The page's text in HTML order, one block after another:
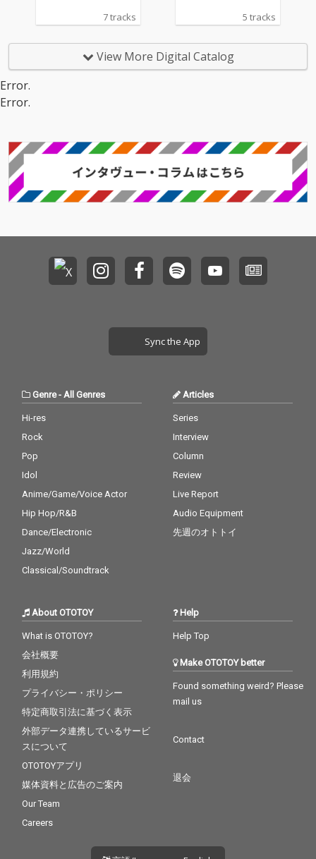
7 tracks 5 tracks
View More Digital Catalog
Error.
Error.
Sync the App
Genre-All Genres
Hi-res
Rock
Pop
Idol
Anime/Game/Voice Actor
Hip Hop/R&B
Dance/Electronic
Jazz/World
Classical/Soundtrack
Articles
Series
Interview
Column
Review
Live Report
Audio Equipment
先週のオトトイ
About OTOTOY
What is OTOTOY?
会社概要
利用規約
プライバシー・ポリシー
特定商取引法に基づく表示
外部データ連携しているサービ
スについて
OTOTOYアプリ
媒体資料と広告のご案内
Our Team
Careers
Help
Help Top
Make OTOTOY better
Found something weird? Please
mail us
Contact
退会